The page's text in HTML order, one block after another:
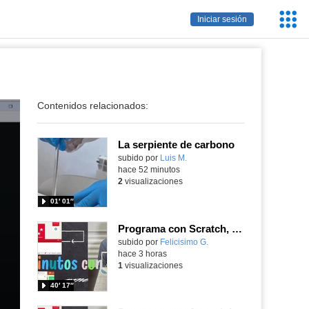
Iniciar sesión
Contenidos relacionados:
La serpiente de carbono
Contenido educativo.
subido por Luis M.
01′ 01″
hace 52 minutos
2 visualizaciones
Programa con Scratch, 8 diferentes juegos para vivir la emoción de los partidos de España en el mundial 2026
Contenido educativo.
subido por Felicisimo G.
40′ 17″
hace 3 horas
1 visualizaciones